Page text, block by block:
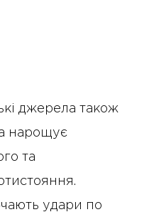
джерела також
нарощує
та
удари по